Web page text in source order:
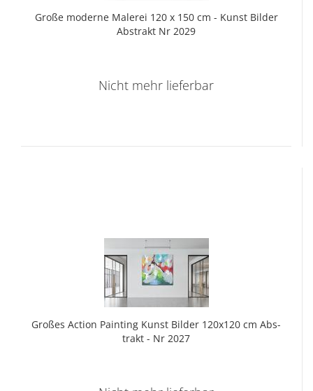
Große mo­der­ne Ma­le­rei 120 x 150 cm - Kunst Bil­der
Abs­trakt Nr 2029
Nicht mehr lieferbar
Gro­ßes Ac­tion Pain­ting Kunst Bil­der 120x120 cm Abs­
trakt - Nr 2027